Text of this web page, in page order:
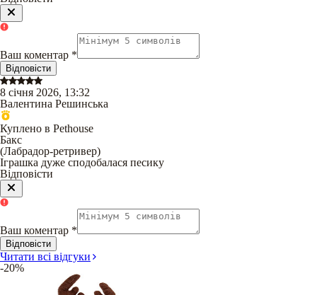
Ваш коментар *
Відповісти
8 січня 2026, 13:32
Валентина Решинська
Куплено в Pethouse
Бакс
(Лабрадор-ретривер)
Іграшка дуже сподобалася песику
Відповісти
Ваш коментар *
Відповісти
Читати всі відгуки
-20%